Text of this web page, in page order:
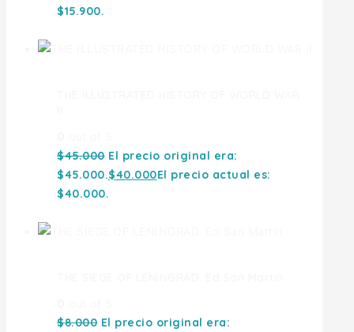
$15.900.
$45.000 El precio original era:
$45.000.$40.000El precio actual es:
$40.000.
$8.000 El precio original era: